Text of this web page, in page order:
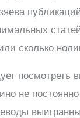
сколько
посмотреть
не